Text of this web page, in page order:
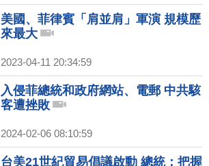
美國、菲律賓「肩並肩」軍演 規模歷
來最大
2023-04-11 20:34:59
入侵菲總統和政府網站、電郵 中共駭
客遭挫敗
2024-02-06 08:10:59
台美21世紀貿易倡議啟動 總統：把握